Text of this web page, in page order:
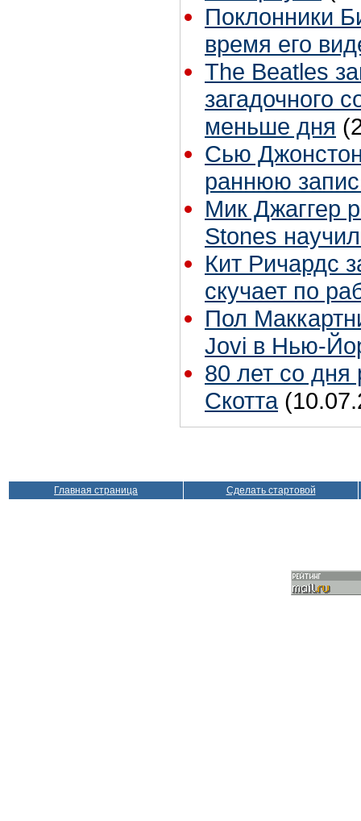
Поклонники
время его
The Beatles
загадочного
меньше дня
Сью
раннюю
Мик Джаггер
Stones
Кит Ричардс
скучает по
Пол
Jovi в Нью-
80 лет со
Скотта
Главная страница Сделать стартовой